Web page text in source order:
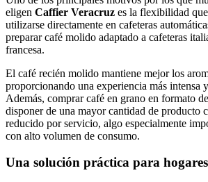
eligen Caffier Veracruz es la flexibilidad
utilizarse directamente en cafeteras
preparar café molido adaptado a cafeteras
francesa.
El café recién molido mantiene mejor los
proporcionando una experiencia más intensa
Además, comprar café en grano en formato
disponer de una mayor cantidad de producto
reducido por servicio, algo especialmente
con alto volumen de consumo.
Una solución práctica para